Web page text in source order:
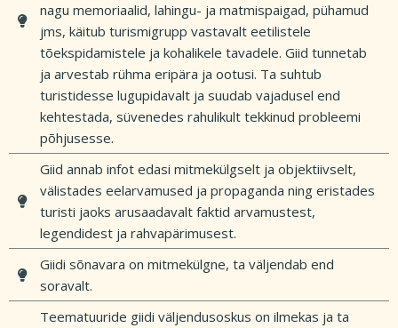
nagu memoriaalid, lahingu- ja matmispaigad, pühamud
jms, käitub turismigrupp vastavalt eetilistele
tõekspidamistele ja kohalikele tavadele. Giid tunnetab
ja arvestab rühma eripära ja ootusi. Ta suhtub
turistidesse lugupidavalt ja suudab vajadusel end
kehtestada, süvenedes rahulikult tekkinud probleemi
põhjusesse.
Giid annab infot edasi mitmekülgselt ja objektiivselt,
välistades eelarvamused ja propaganda ning eristades
turisti jaoks arusaadavalt faktid arvamustest,
legendidest ja rahvapärimusest.
Giidi sõnavara on mitmekülgne, ta väljendab end
soravalt.
Teematuuride giidi väljendusoskus on ilmekas ja ta